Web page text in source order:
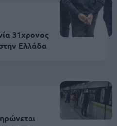
31χρονος
Ελλάδα